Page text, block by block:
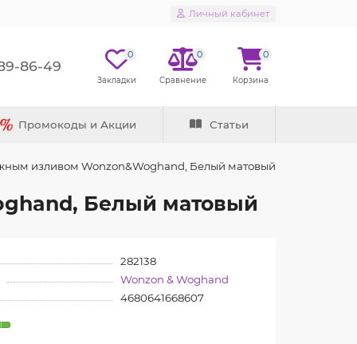
Личный кабинет
86-49
0 0 0
Промокоды и Акции Статьи
изливом Wonzon&Woghand, Белый матовый
Белый матовый
282138
Wonzon & Woghand
4680641668607